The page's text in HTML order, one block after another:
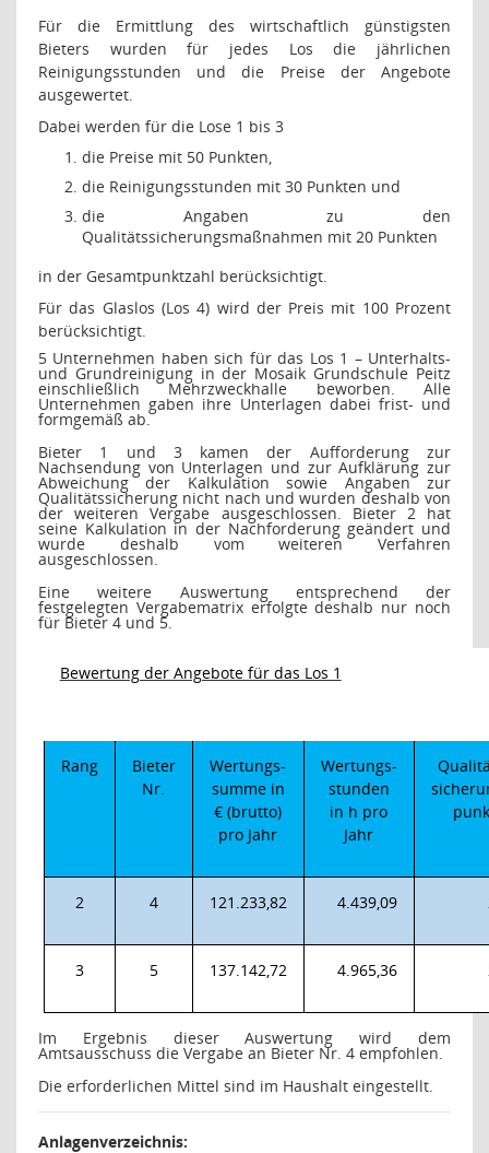
Für die Ermittlung des wirtschaftlich günstigsten
Bieters wurden für jedes Los die jährlichen
Reinigungsstunden und die Preise der Angebote
ausgewertet.
Dabei werden für die Lose 1 bis 3
die Preise mit 50 Punkten,
die Reinigungsstunden mit 30 Punkten und
die Angaben zu den
Qualitätssicherungsmaßnahmen mit 20 Punkten
in der Gesamtpunktzahl berücksichtigt.
Für das Glaslos (Los 4) wird der Preis mit 100 Prozent
berücksichtigt.
5 Unternehmen haben sich für das Los 1 – Unterhalts-
und Grundreinigung in der Mosaik Grundschule Peitz
einschließlich Mehrzweckhalle beworben. Alle
Unternehmen gaben ihre Unterlagen dabei frist- und
formgemäß ab.
Bieter 1 und 3 kamen der Aufforderung zur
Nachsendung von Unterlagen und zur Aufklärung zur
Abweichung der Kalkulation sowie Angaben zur
Qualitätssicherung nicht nach und wurden deshalb von
der weiteren Vergabe ausgeschlossen. Bieter 2 hat
seine Kalkulation in der Nachforderung geändert und
wurde deshalb vom weiteren Verfahren
ausgeschlossen.
Eine weitere Auswertung entsprechend der
festgelegten Vergabematrix erfolgte deshalb nur noch
für Bieter 4 und 5.
Bewertung der Angebote für das Los 1
Rang
Bieter
Nr.
Wertungs-
summe in
€ (brutto)
pro Jahr
Wertungs-
stunden
in h pro
Jahr
2 4 121.233,82 4.439,09
3 5 137.142,72 4.965,36
Im Ergebnis dieser Auswertung wird dem
Amtsausschuss die Vergabe an Bieter Nr. 4 empfohlen.
Die erforderlichen Mittel sind im Haushalt eingestellt.
Anlagenverzeichnis: